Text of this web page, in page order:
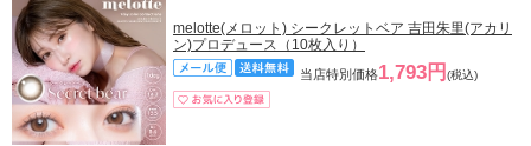
melotte(メロット) シークレットベア 吉田朱里(アカリ
ン)プロデュース（10枚入り）
当店特別価格1,793円 (税込)